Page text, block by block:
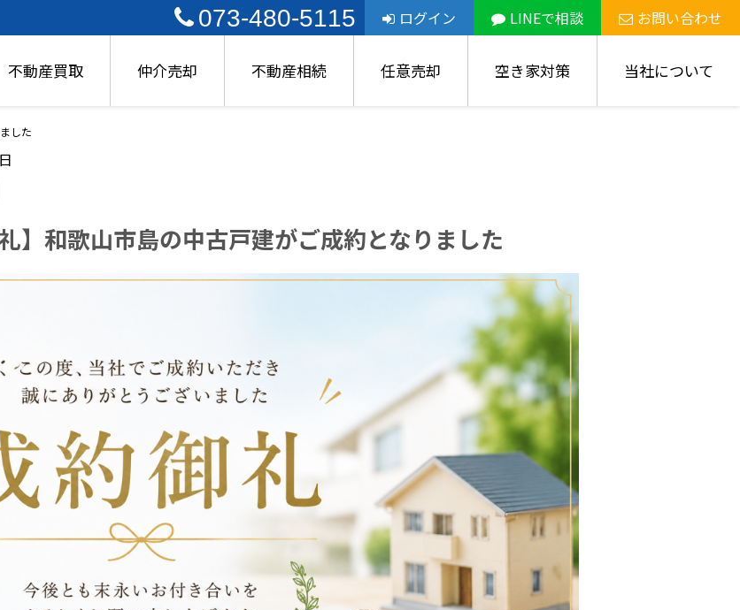
073-480-5115 ログイン LINEで相談 お問い合わせ
不動産買取 仲介売却 不動産相続 任意売却 空き家対策 当社について
した
礼】和歌山市島の中古戸建がご成約となりました